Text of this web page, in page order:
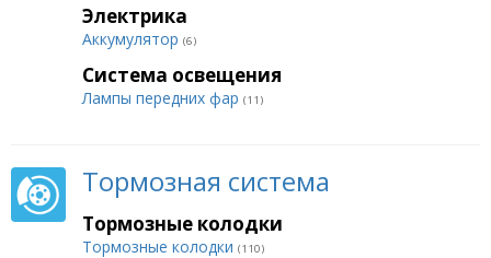
Электрика
Аккумулятор (6)
Система освещения
Лампы передних фар (11)
Тормозная система
Тормозные колодки
Тормозные колодки (110)